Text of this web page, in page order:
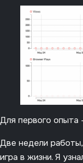
Для первого опыта
Две недели
игра в жизни. Я